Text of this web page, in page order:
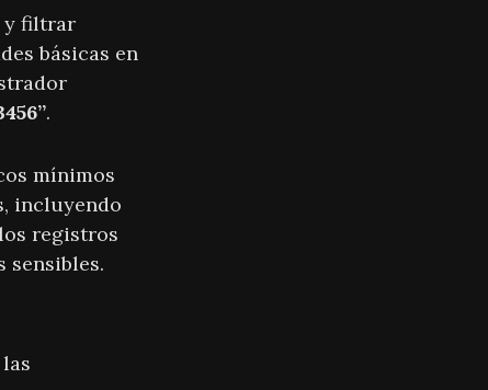
y filtrar
básicas en
.
mínimos
incluyendo
registros
sensibles.